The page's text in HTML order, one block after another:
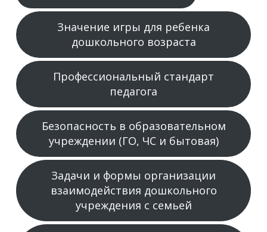
Значение игры для ребенка
дошкольного возраста
Профессиональный стандарт
педагога
Безопасность в образовательном
учреждении (ГО, ЧС и бытовая)
Задачи и формы организации
взаимодействия дошкольного
учреждения с семьей